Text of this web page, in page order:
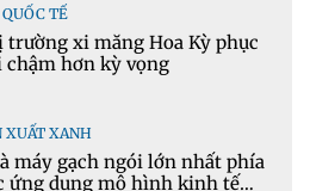
TẾ
trường xi măng Hoa Kỳ phục
chậm hơn kỳ vọng
XUẤT XANH
máy gạch ngói lớn nhất phía
ứng dụng mô hình kinh tế